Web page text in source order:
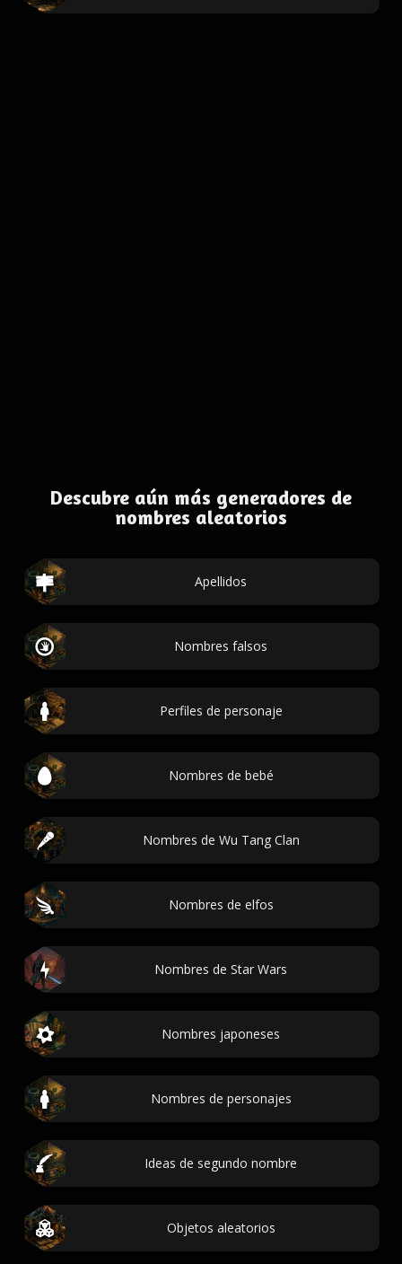
Descubre aún más generadores de
nombres aleatorios
Apellidos
Nombres falsos
Perfiles de personaje
Nombres de bebé
Nombres de Wu Tang Clan
Nombres de elfos
Nombres de Star Wars
Nombres japoneses
Nombres de personajes
Ideas de segundo nombre
Objetos aleatorios